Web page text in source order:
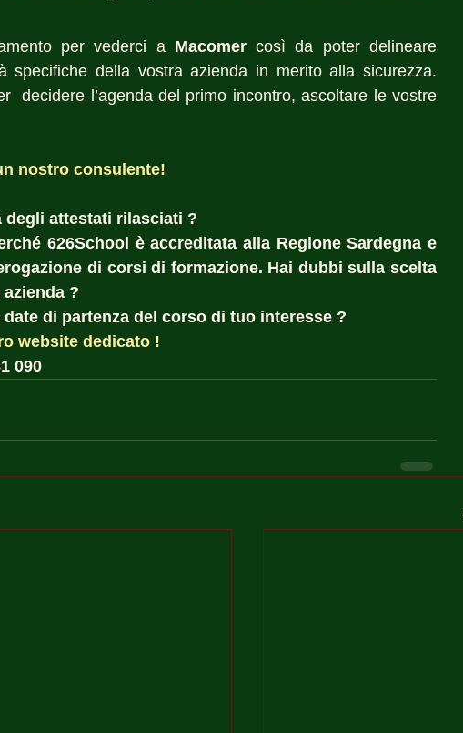
per vederci a Macomer così da poter delineare
specifiche della vostra azienda in merito alla sicurezza.
decidere l’agenda del primo incontro, ascoltare le vostre
nostro consulente!
degli attestati rilasciati ?
626School è accreditata alla Regione Sardegna e
di corsi di formazione. Hai dubbi sulla scelta
?
di partenza del corso di tuo interesse ?
website dedicato !
090